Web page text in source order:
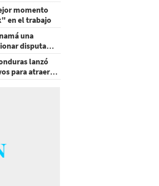
momento
en el trabajo
una
disputa
lanzó
para atraer